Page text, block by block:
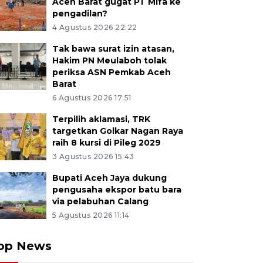
pengadilan?
4 Agustus 2026 22:22
Tak bawa surat izin atasan,
Hakim PN Meulaboh tolak
periksa ASN Pemkab Aceh
Barat
6 Agustus 2026 17:51
Terpilih aklamasi, TRK
targetkan Golkar Nagan Raya
raih 8 kursi di Pileg 2029
3 Agustus 2026 15:43
Bupati Aceh Jaya dukung
pengusaha ekspor batu bara
via pelabuhan Calang
5 Agustus 2026 11:14
News